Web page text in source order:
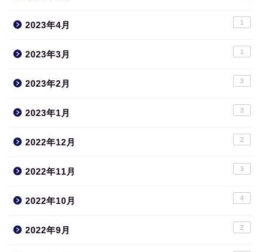
2023年4月 1
2023年3月 1
2023年2月 3
2023年1月 3
2022年12月 2
2022年11月 3
2022年10月 4
2022年9月 2